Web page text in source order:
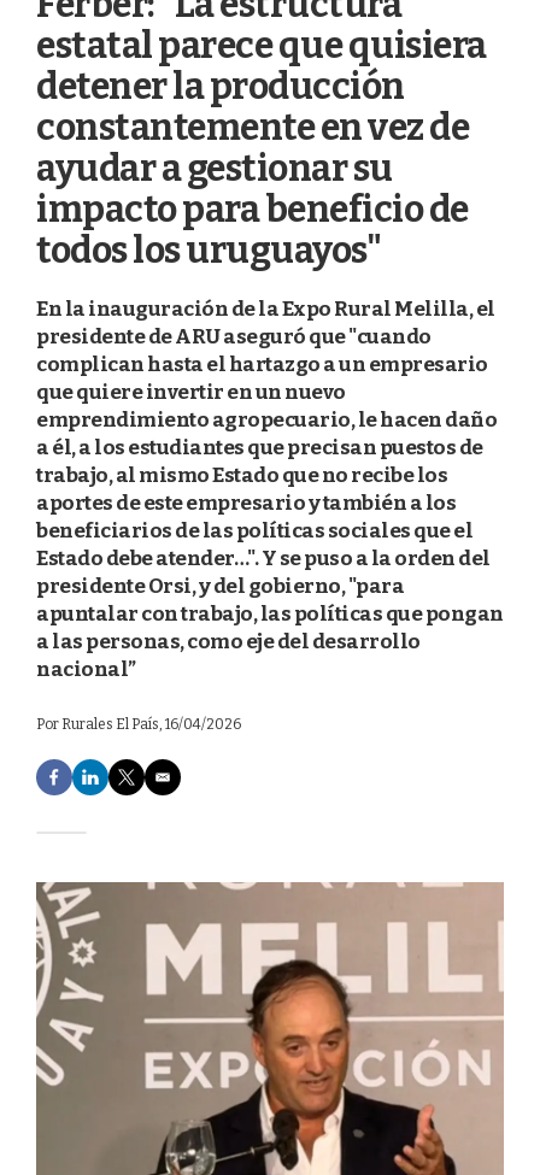
estatal parece que quisiera
detener la producción
constantemente en vez de
ayudar a gestionar su
impacto para beneficio de
todos los uruguayos"
En la inauguración de la Expo Rural Melilla, el
presidente de ARU aseguró que "cuando
complican hasta el hartazgo a un empresario
que quiere invertir en un nuevo
emprendimiento agropecuario, le hacen daño
a él, a los estudiantes que precisan puestos de
trabajo, al mismo Estado que no recibe los
aportes de este empresario y también a los
beneficiarios de las políticas sociales que el
Estado debe atender…". Y se puso a la orden del
presidente Orsi, y del gobierno, "para
apuntalar con trabajo, las políticas que pongan
a las personas, como eje del desarrollo
nacional”
Por Rurales El País, 16/04/2026
F
a
e
o
o
k
L
i
d
I
n
T
w
e
E
m